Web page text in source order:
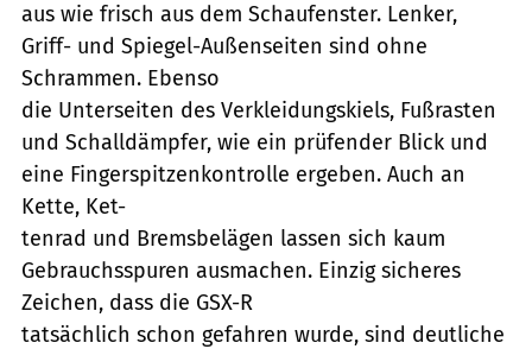
aus wie frisch aus dem Schaufenster. Lenker,
Griff- und Spiegel-Außenseiten sind ohne
Schrammen. Ebenso
die Unterseiten des Verkleidungskiels, Fußrasten
und Schalldämpfer, wie ein prüfender Blick und
eine Fingerspitzenkontrolle ergeben. Auch an
Kette, Ket-
tenrad und Bremsbelägen lassen sich kaum
Gebrauchsspuren ausmachen. Einzig sicheres
Zeichen, dass die GSX-R
tatsächlich schon gefahren wurde, sind deutliche